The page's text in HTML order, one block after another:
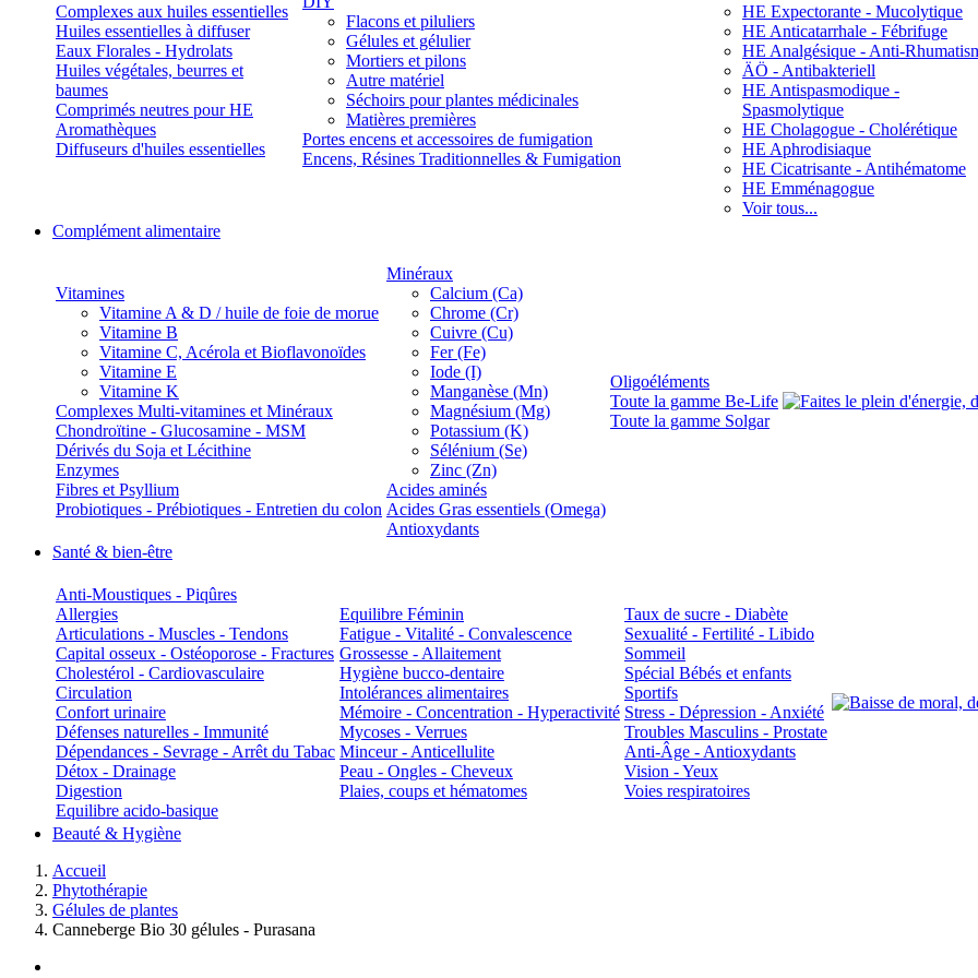
Complexes aux huiles essentielles
Huiles essentielles à diffuser
Eaux Florales - Hydrolats
Huiles végétales, beurres et
baumes
Comprimés neutres pour HE
Aromathèques
Diffuseurs d'huiles essentielles
Flacons et piluliers
Gélules et gélulier
Mortiers et pilons
Autre matériel
Séchoirs pour plantes médicinales
Matières premières
Portes encens et accessoires de fumigation
Encens, Résines Traditionnelles & Fumigation
HE Expectorante - Mucolytique
HE Anticatarrhale - Fébrifuge
HE Analgésique - Anti-
ÄÖ - Antibakteriell
HE Antispasmodique -
Spasmolytique
HE Cholagogue - Cholérétique
HE Aphrodisiaque
HE Cicatrisante - Antihématome
HE Emménagogue
Voir tous...
Complément alimentaire
Vitamines
Vitamine A & D / huile de foie de morue
Vitamine B
Vitamine C, Acérola et Bioflavonoïdes
Vitamine E
Vitamine K
Complexes Multi-vitamines et Minéraux
Chondroïtine - Glucosamine - MSM
Dérivés du Soja et Lécithine
Enzymes
Fibres et Psyllium
Probiotiques - Prébiotiques - Entretien du colon
Minéraux
Calcium (Ca)
Chrome (Cr)
Cuivre (Cu)
Fer (Fe)
Iode (I)
Manganèse (Mn)
Magnésium (Mg)
Potassium (K)
Sélénium (Se)
Zinc (Zn)
Acides aminés
Acides Gras essentiels (Omega)
Antioxydants
Oligoéléments
Toute la gamme Be-Life
Toute la gamme Solgar
Santé & bien-être
Anti-Moustiques - Piqûres
Allergies
Articulations - Muscles - Tendons
Capital osseux - Ostéoporose - Fractures
Cholestérol - Cardiovasculaire
Circulation
Confort urinaire
Défenses naturelles - Immunité
Dépendances - Sevrage - Arrêt du Tabac
Détox - Drainage
Digestion
Equilibre acido-basique
Equilibre Féminin
Fatigue - Vitalité - Convalescence
Grossesse - Allaitement
Hygiène bucco-dentaire
Intolérances alimentaires
Mémoire - Concentration - Hyperactivité
Mycoses - Verrues
Minceur - Anticellulite
Peau - Ongles - Cheveux
Plaies, coups et hématomes
Taux de sucre - Diabète
Sexualité - Fertilité - Libido
Sommeil
Spécial Bébés et enfants
Sportifs
Stress - Dépression - Anxiété
Troubles Masculins - Prostate
Anti-Âge - Antioxydants
Vision - Yeux
Voies respiratoires
Beauté & Hygiène
Accueil
Phytothérapie
Gélules de plantes
Canneberge Bio 30 gélules - Purasana